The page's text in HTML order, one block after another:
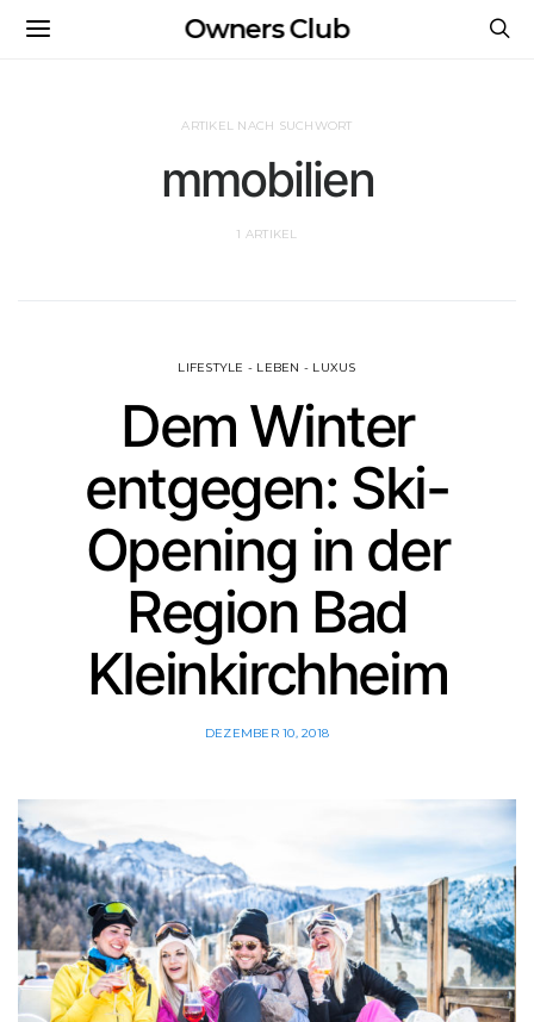
Owners Club
ARTIKEL NACH SUCHWORT
mmobilien
1 ARTIKEL
LIFESTYLE - LEBEN - LUXUS
Dem Winter
entgegen: Ski-
Opening in der
Region Bad
Kleinkirchheim
DEZEMBER 10, 2018